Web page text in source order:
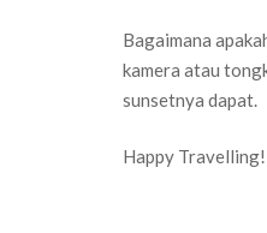
Bagaimana
kamera atau
sunsetnya dapat.
Happy Travelling!